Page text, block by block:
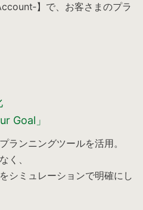
】で、お客さまのプラ
Goal」
ランニングツールを活用。
く、
シミュレーションで明確にし